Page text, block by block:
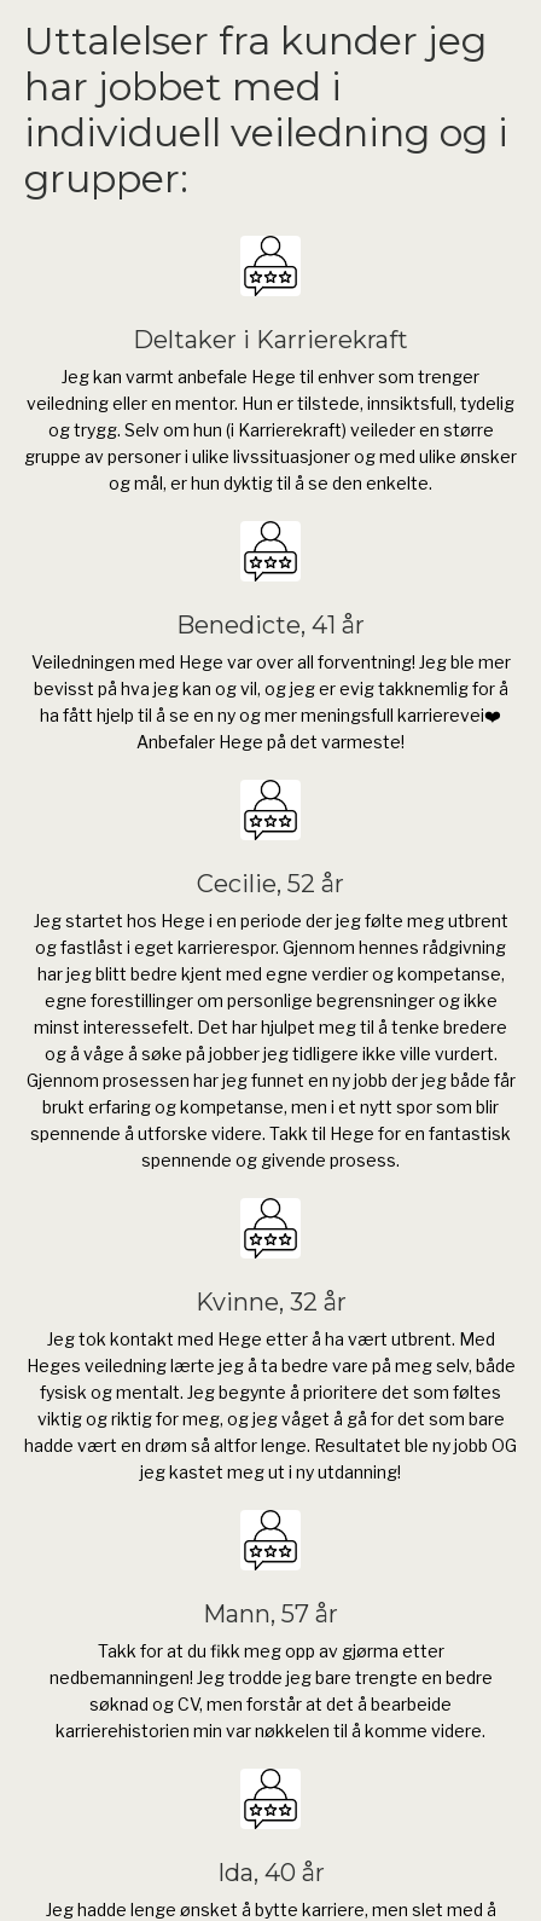
Uttalelser fra kunder jeg
har jobbet med i
individuell veiledning og i
grupper:
Deltaker i Karrierekraft
Jeg kan varmt anbefale Hege til enhver som trenger
veiledning eller en mentor. Hun er tilstede, innsiktsfull, tydelig
og trygg. Selv om hun (i Karrierekraft) veileder en større
gruppe av personer i ulike livssituasjoner og med ulike ønsker
og mål, er hun dyktig til å se den enkelte.
Benedicte, 41 år
Veiledningen med Hege var over all forventning! Jeg ble mer
bevisst på hva jeg kan og vil, og jeg er evig takknemlig for å
ha fått hjelp til å se en ny og mer meningsfull karrierevei❤️
Anbefaler Hege på det varmeste!
Cecilie, 52 år
Jeg startet hos Hege i en periode der jeg følte meg utbrent
og fastlåst i eget karrierespor. Gjennom hennes rådgivning
har jeg blitt bedre kjent med egne verdier og kompetanse,
egne forestillinger om personlige begrensninger og ikke
minst interessefelt. Det har hjulpet meg til å tenke bredere
og å våge å søke på jobber jeg tidligere ikke ville vurdert.
Gjennom prosessen har jeg funnet en ny jobb der jeg både får
brukt erfaring og kompetanse, men i et nytt spor som blir
spennende å utforske videre. Takk til Hege for en fantastisk
spennende og givende prosess.
Kvinne, 32 år
Jeg tok kontakt med Hege etter å ha vært utbrent. Med
Heges veiledning lærte jeg å ta bedre vare på meg selv, både
fysisk og mentalt. Jeg begynte å prioritere det som føltes
viktig og riktig for meg, og jeg våget å gå for det som bare
hadde vært en drøm så altfor lenge. Resultatet ble ny jobb OG
jeg kastet meg ut i ny utdanning!
Mann, 57 år
Takk for at du fikk meg opp av gjørma etter
nedbemanningen! Jeg trodde jeg bare trengte en bedre
søknad og CV, men forstår at det å bearbeide
karrierehistorien min var nøkkelen til å komme videre.
Ida, 40 år
Jeg hadde lenge ønsket å bytte karriere, men slet med å